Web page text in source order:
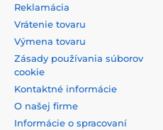
Reklamácia
Vrátenie tovaru
Výmena tovaru
Zásady používania súborov
cookie
Kontaktné informácie
O našej firme
Informácie o spracovaní